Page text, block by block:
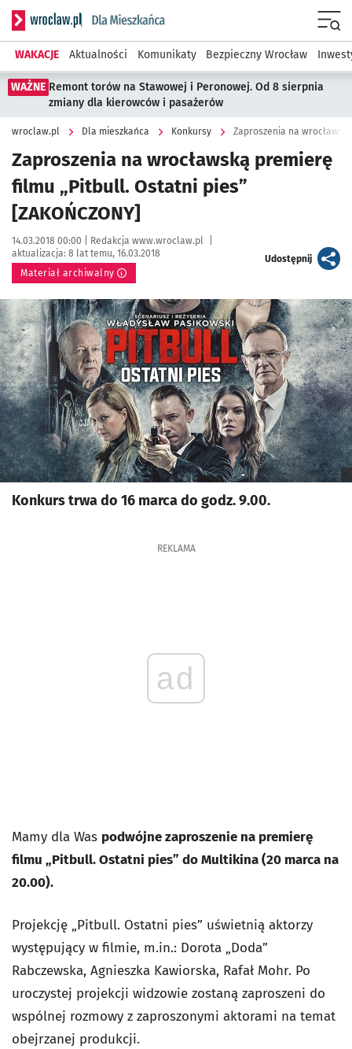
Serwis informacyjny wroclaw.pl podserwis: Dla mieszkańca
WAKACJE Aktualności Komunikaty Bezpieczny Wrocław
WAŻNE Remont torów na Stawowej i Peronowej. Od 8 sierpnia
zmiany dla kierowców i pasażerów
wroclaw.pl Dla mieszkańca Konkursy Zaproszenia na
Zaproszenia na wrocławską premierę
filmu „Pitbull. Ostatni pies”
[ZAKOŃCZONY]
Data publikacji:
14.03.2018 00:00 | Autor:
Redakcja www.wroclaw.pl
aktualizacja: 8 lat temu, 16.03.2018
Materiał archiwalny
Udostępnijartykuł
Kliknij, aby powiększyć
Konkurs trwa do 16 marca do godz. 9.00.
REKLAMA
ad
Mamy dla Was podwójne zaproszenie na premierę
filmu „Pitbull. Ostatni pies” do Multikina (20 marca na
20.00).
Projekcję „Pitbull. Ostatni pies” uświetnią aktorzy
występujący w filmie, m.in.: Dorota „Doda”
Rabczewska, Agnieszka Kawiorska, Rafał Mohr. Po
uroczystej projekcji widzowie zostaną zaproszeni do
wspólnej rozmowy z zaproszonymi aktorami na temat
obejrzanej produkcji.